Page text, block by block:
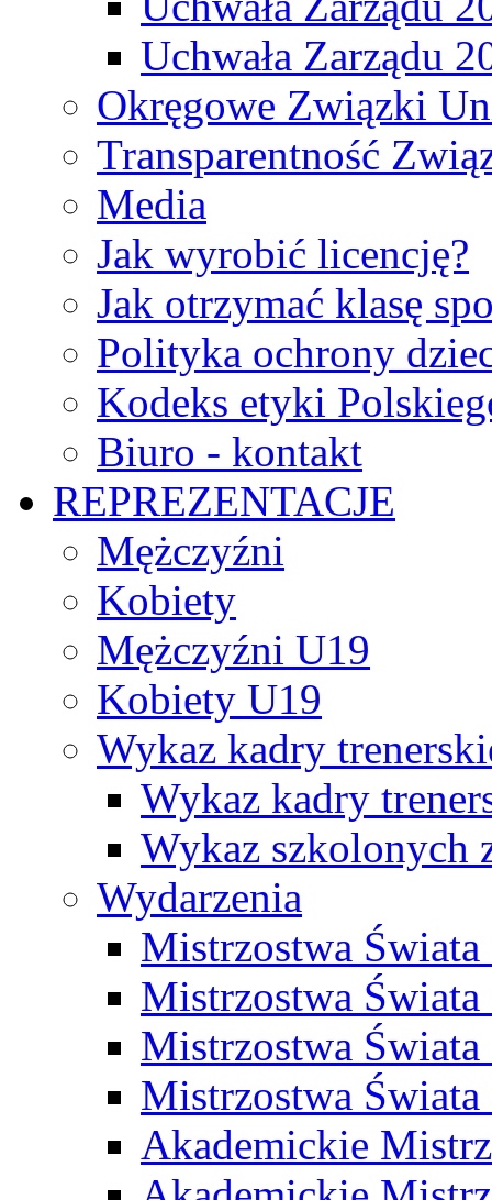
Uchwała Zarządu
Okręgowe Związki
Transparentność
Media
Jak wyrobić licencję?
Jak otrzymać klasę
Polityka ochrony
Kodeks etyki
Biuro - kontakt
REPREZENTACJE
Mężczyźni
Kobiety
Mężczyźni U19
Kobiety U19
Wykaz kadry
Wykaz kadry
Wykaz szkolonych
Wydarzenia
Mistrzostwa
Mistrzostwa
Mistrzostwa
Mistrzostwa
Akademickie